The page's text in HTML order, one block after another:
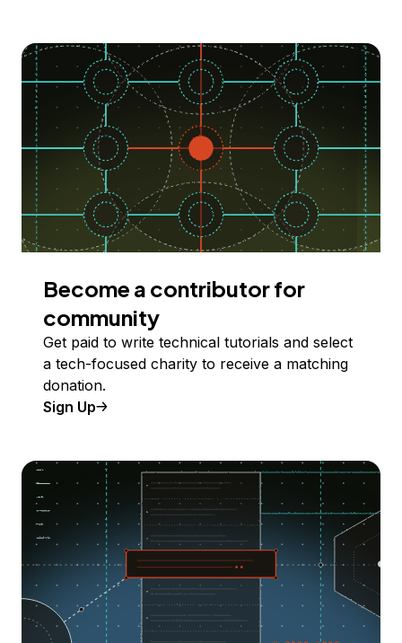
Become a contributor for
community
Get paid to write technical tutorials and select
a tech-focused charity to receive a matching
donation.
Sign Up